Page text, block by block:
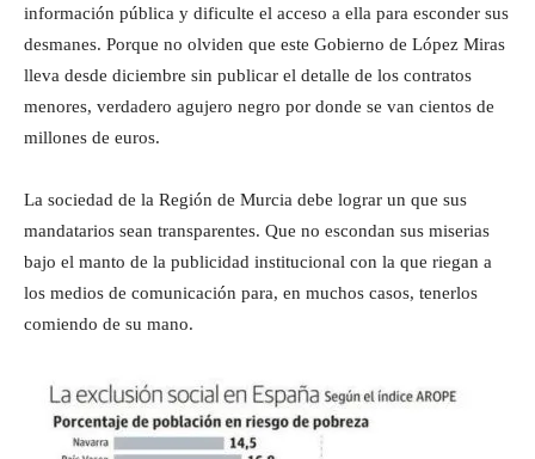
información pública y dificulte el acceso a ella para esconder sus
desmanes. Porque no olviden que este Gobierno de López Miras
lleva desde diciembre sin publicar el detalle de los contratos
menores, verdadero agujero negro por donde se van cientos de
millones de euros.
La sociedad de la Región de Murcia debe lograr un que sus
mandatarios sean transparentes. Que no escondan sus miserias
bajo el manto de la publicidad institucional con la que riegan a
los medios de comunicación para, en muchos casos, tenerlos
comiendo de su mano.